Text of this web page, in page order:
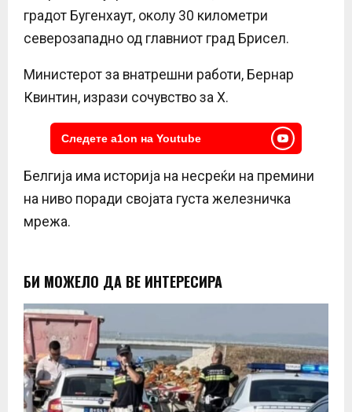
градот Бугенхаут, околу 30 километри
северозападно од главниот град Брисел.
Министерот за внатрешни работи, Бернар
Квинтин, изрази сочувство за Х.
Следете a1on на Youtube
Белгија има историја на несреќи на премини
на ниво поради својата густа железничка
мрежа.
БИ МОЖЕЛО ДА ВЕ ИНТЕРЕСИРА